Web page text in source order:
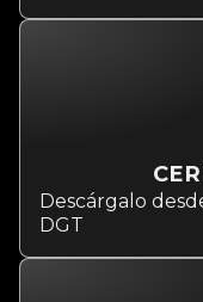
Descárgalo
DGT